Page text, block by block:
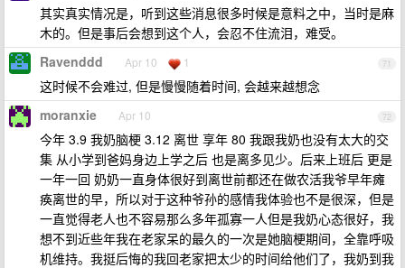
其实真实情况是，听到这些消息很多时候是意料之中，当时是麻
木的。但是事后会想到这个人，会忍不住流泪，难受。
71
Ravenddd Apr 10 1
这时候不会难过, 但是慢慢随着时间, 会越来越想念
72
moranxie Apr 10
今年 3.9 我奶脑梗 3.12 离世 享年 80 我跟我奶也没有太大的交
集 从小学到爸妈身边上学之后 也是离多见少。后来上班后 更是
一年一回 奶奶一直身体很好到离世前都还在做农活我爷早年瘫
痪离世的早，所以对于这种爷孙的感情我体验也不是很深，但是
一直觉得老人也不容易那么多年孤寡一人但是我奶心态很好，我
想不到近些年我在老家呆的最久的一次是她脑梗期间，全靠呼吸
机维持。我挺后悔的我回老家把太少的时间给他们了，我奶到我